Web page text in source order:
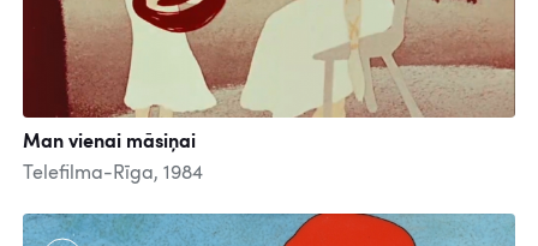
Man vienai māsiņai
Telefilma-Rīga, 1984